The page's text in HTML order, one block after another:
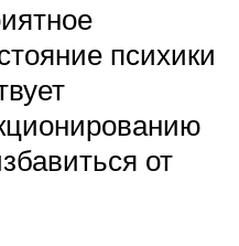
психики
от